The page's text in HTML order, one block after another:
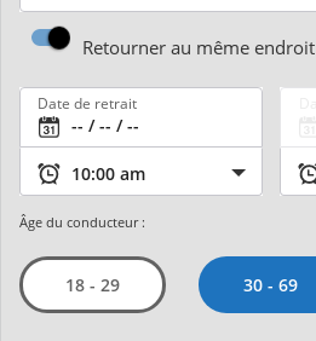
Retourner au même endroit
Date de retrait
Âge du conducteur :
18 - 29 30 - 69